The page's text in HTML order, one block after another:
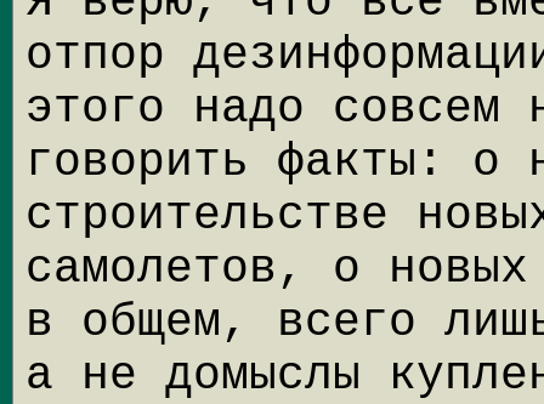
отпор
этого надо совсем
говорить факты: о
строительстве
самолетов, о
в общем, всего
а не домыслы